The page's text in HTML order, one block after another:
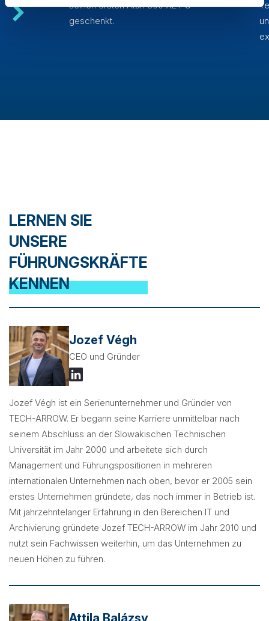
seinen ersten Atari 800 XE PC
geschenkt.
LERNEN SIE
UNSERE
FÜHRUNGSKRÄFTE
KENNEN
Jozef Végh
CEO und Gründer
Jozef Végh ist ein Serienunternehmer und Gründer von
TECH-ARROW. Er begann seine Karriere unmittelbar nach
seinem Abschluss an der Slowakischen Technischen
Universität im Jahr 2000 und arbeitete sich durch
Management und Führungspositionen in mehreren
internationalen Unternehmen nach oben, bevor er 2005 sein
erstes Unternehmen gründete, das noch immer in Betrieb ist.
Mit jahrzehntelanger Erfahrung in den Bereichen IT und
Archivierung gründete Jozef TECH-ARROW im Jahr 2010 und
nutzt sein Fachwissen weiterhin, um das Unternehmen zu
neuen Höhen zu führen.
Attila Balázsy